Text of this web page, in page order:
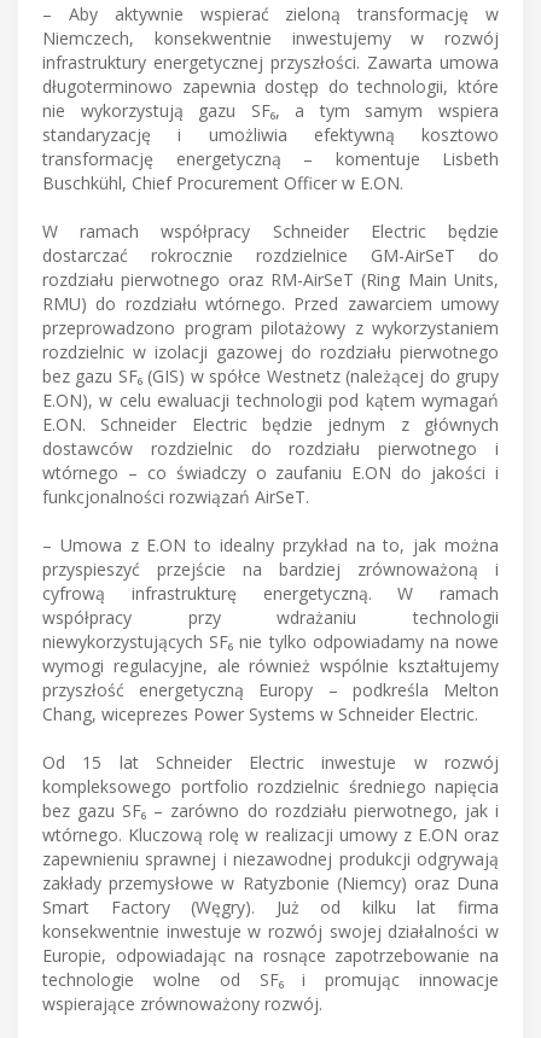
– Aby aktywnie wspierać zieloną transformację w
Niemczech, konsekwentnie inwestujemy w rozwój
infrastruktury energetycznej przyszłości. Zawarta umowa
długoterminowo zapewnia dostęp do technologii, które
nie wykorzystują gazu SF₆, a tym samym wspiera
standaryzację i umożliwia efektywną kosztowo
transformację energetyczną – komentuje Lisbeth
Buschkühl, Chief Procurement Officer w E.ON.
W ramach współpracy Schneider Electric będzie
dostarczać rokrocznie rozdzielnice GM-AirSeT do
rozdziału pierwotnego oraz RM-AirSeT (Ring Main Units,
RMU) do rozdziału wtórnego. Przed zawarciem umowy
przeprowadzono program pilotażowy z wykorzystaniem
rozdzielnic w izolacji gazowej do rozdziału pierwotnego
bez gazu SF₆ (GIS) w spółce Westnetz (należącej do grupy
E.ON), w celu ewaluacji technologii pod kątem wymagań
E.ON. Schneider Electric będzie jednym z głównych
dostawców rozdzielnic do rozdziału pierwotnego i
wtórnego – co świadczy o zaufaniu E.ON do jakości i
funkcjonalności rozwiązań AirSeT.
– Umowa z E.ON to idealny przykład na to, jak można
przyspieszyć przejście na bardziej zrównoważoną i
cyfrową infrastrukturę energetyczną. W ramach
współpracy przy wdrażaniu technologii
niewykorzystujących SF₆ nie tylko odpowiadamy na nowe
wymogi regulacyjne, ale również wspólnie kształtujemy
przyszłość energetyczną Europy – podkreśla Melton
Chang, wiceprezes Power Systems w Schneider Electric.
Od 15 lat Schneider Electric inwestuje w rozwój
kompleksowego portfolio rozdzielnic średniego napięcia
bez gazu SF₆ – zarówno do rozdziału pierwotnego, jak i
wtórnego. Kluczową rolę w realizacji umowy z E.ON oraz
zapewnieniu sprawnej i niezawodnej produkcji odgrywają
zakłady przemysłowe w Ratyzbonie (Niemcy) oraz Duna
Smart Factory (Węgry). Już od kilku lat firma
konsekwentnie inwestuje w rozwój swojej działalności w
Europie, odpowiadając na rosnące zapotrzebowanie na
technologie wolne od SF₆ i promując innowacje
wspierające zrównoważony rozwój.